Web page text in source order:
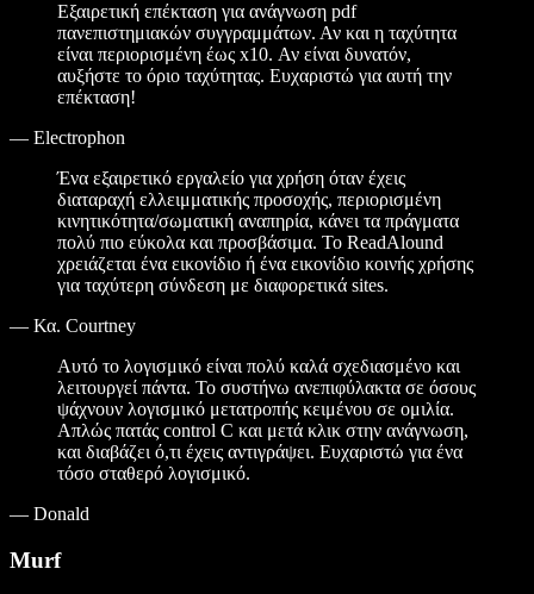
Εξαιρετική επέκταση για ανάγνωση pdf
πανεπιστημιακών συγγραμμάτων. Αν και η ταχύτητα
είναι περιορισμένη έως x10. Αν είναι δυνατόν,
αυξήστε το όριο ταχύτητας. Ευχαριστώ για αυτή την
επέκταση!
— Electrophon
Ένα εξαιρετικό εργαλείο για χρήση όταν έχεις
διαταραχή ελλειμματικής προσοχής, περιορισμένη
κινητικότητα/σωματική αναπηρία, κάνει τα πράγματα
πολύ πιο εύκολα και προσβάσιμα. Το ReadAlound
χρειάζεται ένα εικονίδιο ή ένα εικονίδιο κοινής χρήσης
για ταχύτερη σύνδεση με διαφορετικά sites.
— Κα. Courtney
Αυτό το λογισμικό είναι πολύ καλά σχεδιασμένο και
λειτουργεί πάντα. Το συστήνω ανεπιφύλακτα σε όσους
ψάχνουν λογισμικό μετατροπής κειμένου σε ομιλία.
Απλώς πατάς control C και μετά κλικ στην ανάγνωση,
και διαβάζει ό,τι έχεις αντιγράψει. Ευχαριστώ για ένα
τόσο σταθερό λογισμικό.
— Donald
Murf